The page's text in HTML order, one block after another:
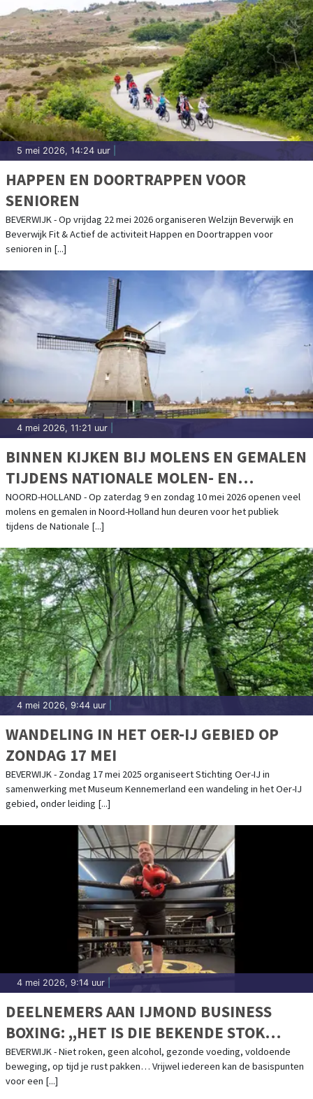
5 mei 2026, 14:24 uur
HAPPEN EN DOORTRAPPEN VOOR
SENIOREN
BEVERWIJK - Op vrijdag 22 mei 2026 organiseren Welzijn Beverwijk en
Beverwijk Fit & Actief de activiteit Happen en Doortrappen voor
senioren in [...]
4 mei 2026, 11:21 uur
BINNEN KIJKEN BIJ MOLENS EN GEMALEN
TIJDENS NATIONALE MOLEN- EN
GEMALENDAG
NOORD-HOLLAND - Op zaterdag 9 en zondag 10 mei 2026 openen veel
molens en gemalen in Noord-Holland hun deuren voor het publiek
tijdens de Nationale [...]
4 mei 2026, 9:44 uur
WANDELING IN HET OER-IJ GEBIED OP
ZONDAG 17 MEI
BEVERWIJK - Zondag 17 mei 2025 organiseert Stichting Oer-IJ in
samenwerking met Museum Kennemerland een wandeling in het Oer-IJ
gebied, onder leiding [...]
4 mei 2026, 9:14 uur
DEELNEMERS AAN IJMOND BUSINESS
BOXING: ,,HET IS DIE BEKENDE STOK
ACHTER DE DEUR OM GEZOND BEZIG TE
BLIJVEN.’’
BEVERWIJK - Niet roken, geen alcohol, gezonde voeding, voldoende
beweging, op tijd je rust pakken… Vrijwel iedereen kan de basispunten
voor een [...]